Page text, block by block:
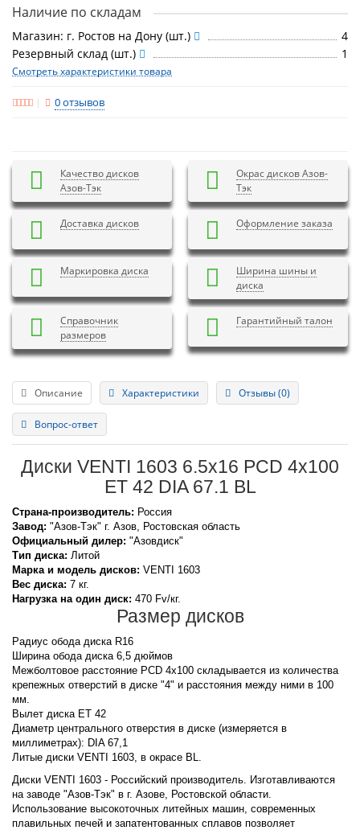
Наличие по складам
Магазин: г. Ростов на Дону (шт.)
4
Резервный склад (шт.)
1
Смотреть характеристики товара
0 отзывов
Качество дисков
Азов-Тэк
Окрас дисков Азов-
Тэк
Доставка дисков Оформление заказа
Маркировка диска
Ширина шины и
диска
Справочник
размеров
Гарантийный талон
Описание Характеристики Отзывы (0)
Вопрос-ответ
Диски VENTI 1603 6.5x16 PCD 4x100
ET 42 DIA 67.1 BL
Страна-производитель: Россия
Завод: "Азов-Тэк" г. Азов, Ростовская область
Официальный дилер: "Азовдиск"
Тип диска: Литой
Марка и модель дисков: VENTI 1603
Вес диска: 7 кг.
Нагрузка на один диск: 470 Fv/кг.
Размер дисков
Радиус обода диска R16
Ширина обода диска 6,5 дюймов
Межболтовое расстояние PCD 4x100 складывается из количества
крепежных отверстий в диске "4" и расстояния между ними в 100
мм.
Вылет диска ET 42
Диаметр центрального отверстия в диске (измеряется в
миллиметрах): DIA 67,1
Литые диски VENTI 1603, в окрасе BL.
Диски VENTI 1603 - Российский производитель. Изготавливаются
на заводе "Азов-Тэк" в г. Азове, Ростовской области.
Использование высокоточных литейных машин, современных
плавильных печей и запатентованных сплавов позволяет